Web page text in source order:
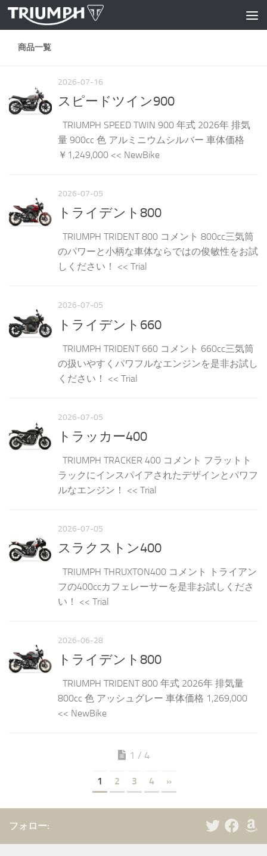
コンテンツへスキップ
商品一覧
2026-07-16
スピードツイン900
TRIUMPH SPEED TWIN 900 年式 2026年 排気
量 900cc 色 アルミニウムシルバー 車体価格
￥1,249,000 << NewBike
2026-07-05
トライデント800
TRIUMPH TRIDENT 800 コメント 800cc三気筒
のパワーと小柄な車体ならではの俊敏性をお試
しください！ << Trial
2026-07-05
トライデント660
TRIUMPH TRIDENT 660 コメント 660cc三気筒
の扱いやすくパワフルなエンジンを是非お試し
ください！ << Trial
2026-07-05
トラッカー400
TRIUMPH TRACKER 400 コメント フラットト
ラックにインスパイアされたデザインとパワフ
ルなエンジン！ << Trial
2026-07-05
スラクストン400
TRIUMPH THRUXTON400 コメント トライアン
フの400ccカフェレーサーを是非お試しくださ
い！ << Trial
2026-06-28
トライデント800
TRIUMPH TRIDENT 800 年式 2026年 排気量
800cc 色 アッシュグレー 車体価格 1,269,000
<< NewBike
1 / 4
1 2 3 4 »
フォロー: